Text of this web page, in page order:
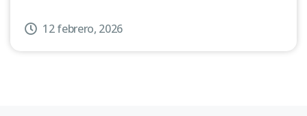
12 febrero, 2026